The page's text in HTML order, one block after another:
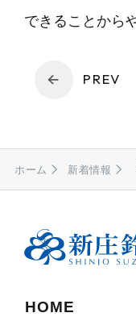
PREV
ホーム 新着情報
HOME